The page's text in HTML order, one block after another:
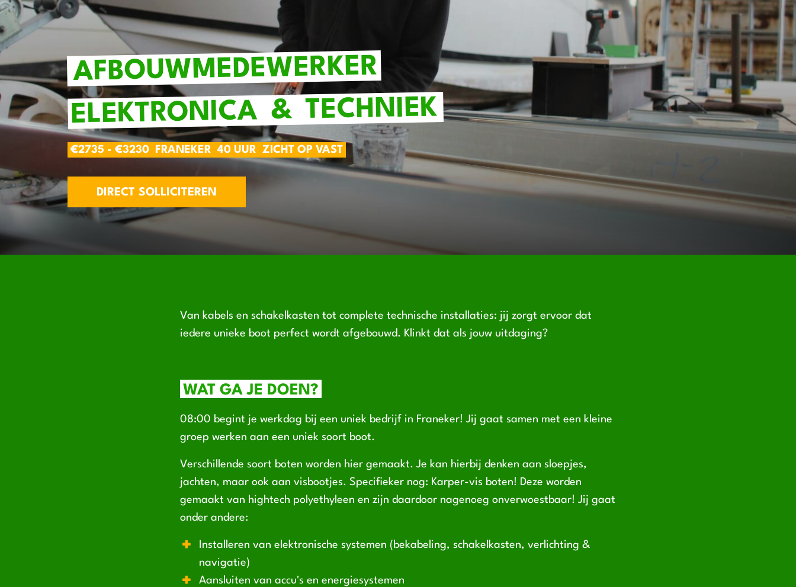
AFBOUWMEDEWERKER
ELEKTRONICA & TECHNIEK
€2735 - €3230 FRANEKER 40 UUR ZICHT OP VAST
DIRECT SOLLICITEREN
Van kabels en schakelkasten tot complete technische installaties: jij zorgt ervoor dat
iedere unieke boot perfect wordt afgebouwd. Klinkt dat als jouw uitdaging?
WAT GA JE DOEN?
08:00 begint je werkdag bij een uniek bedrijf in Franeker! Jij gaat samen met een kleine
groep werken aan een uniek soort boot.
Verschillende soort boten worden hier gemaakt. Je kan hierbij denken aan sloepjes,
jachten, maar ook aan visbootjes. Specifieker nog: Karper-vis boten! Deze worden
gemaakt van hightech polyethyleen en zijn daardoor nagenoeg onverwoestbaar! Jij gaat
onder andere:
Installeren van elektronische systemen (bekabeling, schakelkasten, verlichting &
navigatie)
Aansluiten van accu's en energiesystemen